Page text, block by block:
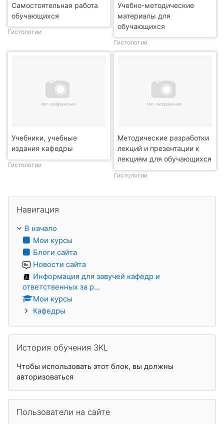
Самостоятельная работа
обучающихся
Гистологии
Учебно-методические
материалы для
обучающихся
Гистологии
Учебники, учебные
издания кафедры
Гистологии
Методические разработки
лекций и презентации к
лекциям для обучающихся
Гистологии
Навигация
В начало
Мои курсы
Блоги сайта
Новости сайта
Информация для завучей кафедр и
ответственных за р...
Мои курсы
Кафедры
История обучения 3KL
Чтобы использовать этот блок, вы должны
авторизоваться
Пользователи на сайте